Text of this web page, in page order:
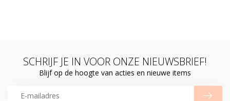
SCHRIJF JE IN VOOR ONZE NIEUWSBRIEF!
Blijf op de hoogte van acties en nieuwe items